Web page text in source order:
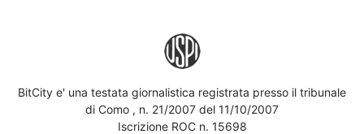
BitCity e' una testata giornalistica registrata presso il tribunale
di Como , n. 21/2007 del 11/10/2007
Iscrizione ROC n. 15698